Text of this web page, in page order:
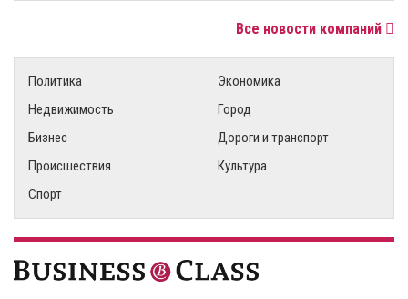
Все новости компаний
Политика
Экономика
Недвижимость
Город
Бизнес
Дороги и транспорт
Происшествия
Культура
Спорт